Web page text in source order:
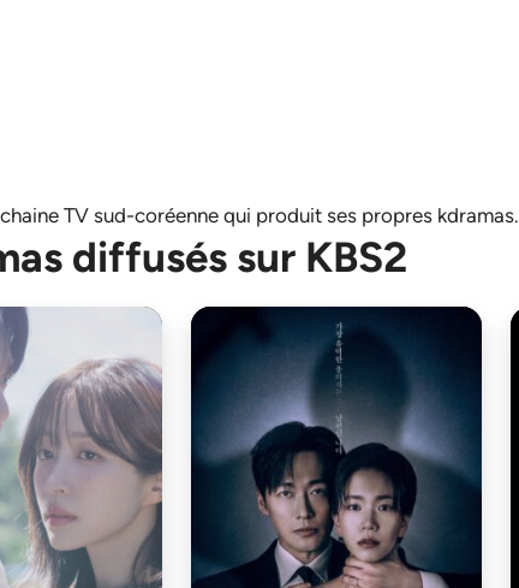
TV sud-coréenne qui produit ses propres kdramas.
diffusés sur KBS2